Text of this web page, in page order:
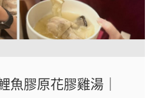
魚膠原花膠雞湯｜